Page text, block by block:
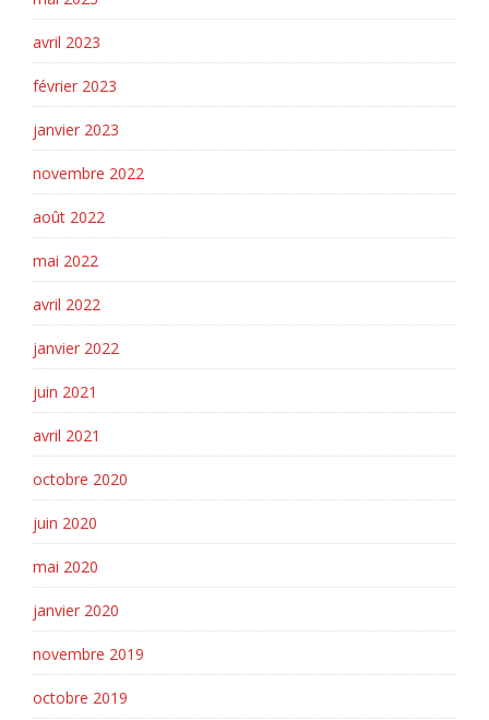
avril 2023
février 2023
janvier 2023
novembre 2022
août 2022
mai 2022
avril 2022
janvier 2022
juin 2021
avril 2021
octobre 2020
juin 2020
mai 2020
janvier 2020
novembre 2019
octobre 2019